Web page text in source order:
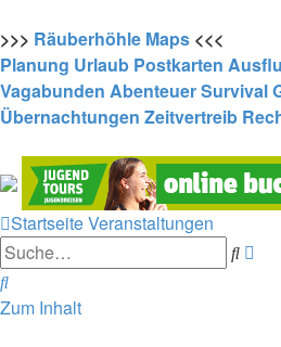
>>> Räuberhöhle Maps <<<
Planung Urlaub Postkarten
Vagabunden AbenteuerSurvival
Übernachtungen Zeitvertreib
StartseiteVeranstaltungen
Suche
Suche
Zum Inhalt